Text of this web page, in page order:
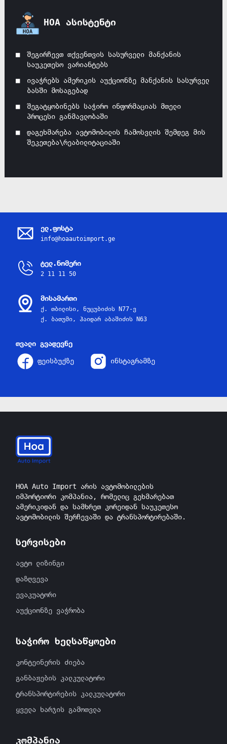
HOA ასისტენტი
შეგირჩევთ თქვენთვის სასურველი მანქანის
საუკეთესო ვარიანტებს
ივაჭრებს ამერიკის აუქციონზე მანქანის სასურველ
ბასში მოსაგებად
შეგატყობინებს საჭირო ინფორმაციას მთელი
პროცესი განმავლობაში
დაგეხმარება ავტომობილის ჩამოსვლის შემდეგ მის
შეკეთება\რეაბილიტაციაში
ელ.ფოსტა
info@hoaautoimport.ge
ტელ.ნომერი
2 11 11 50
მისამართი
ქ. თბილისი, ნუცუბიძის N77-ვ
ქ. ბათუმი, ჰაიდარ აბაშიძის N63
თვალი გვადევნე
ფეისბუქზე ინსტაგრამზე
HOA Auto Import არის ავტომობილების
იმპორტიორი კომპანია, რომელიც გეხმარებათ
ამერიკიდან და სამხრეთ კორეიდან საუკეთესო
ავტომობილის შერჩევაში და ტრანსპორტირებაში.
სერვისები
ავტო ლიზინგი
დაზღვევა
ევაკუატორი
აუქციონზე ვაჭრობა
საჭირო ხელსაწყოები
კონტეინერის ძიება
განბაჟების კალკულატორი
ტრანსპორტირების კალკულატორი
ყველა ხარჯის გამოთვლა
კომპანია